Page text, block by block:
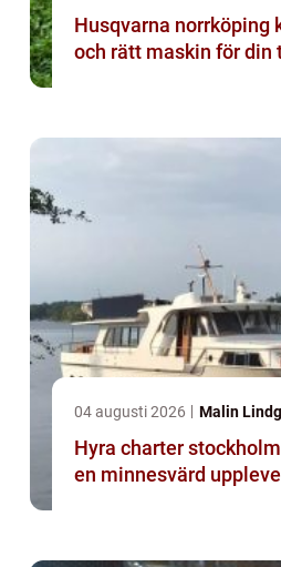
Husqvarna norrköping kunskap, service
och rätt maskin för din
04 augusti 2026 Malin
Hyra charter stockholm så skapar man
en minnesvärd